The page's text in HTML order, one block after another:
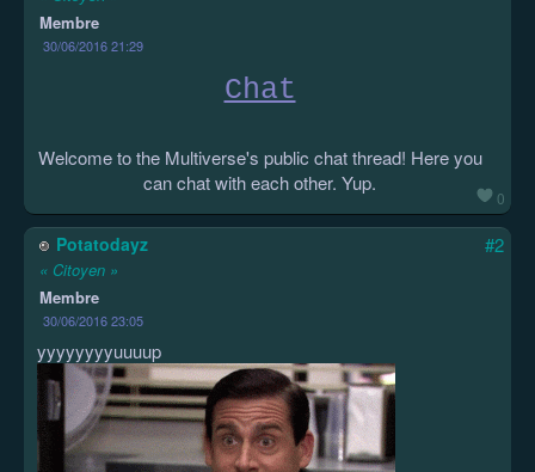
Membre
30/06/2016 21:29
0
Chat
Welcome to the Multiverse's public chat thread! Here you
can chat with each other. Yup.
Potatodayz
« Citoyen »
Membre
30/06/2016 23:05
#2
yyyyyyyyuuuup